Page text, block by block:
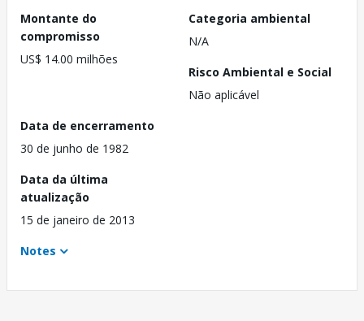
Montante do
compromisso
US$ 14.00 milhões
Categoria ambiental
N/A
Risco Ambiental e Social
Não aplicável
Data de encerramento
30 de junho de 1982
Data da última
atualização
15 de janeiro de 2013
Notes